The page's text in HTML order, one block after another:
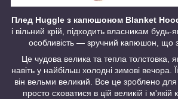
Плед Huggle з капюшоном Blanket
і вільний крій, підходить власникам будь-
особливість — зручний капюшон, що
Це чудова велика та тепла толстовка,
навіть у найбільш холодні зимові вечора.
він вельми великий. Все це зроблено
просто сховатися в цій великій і м'якій